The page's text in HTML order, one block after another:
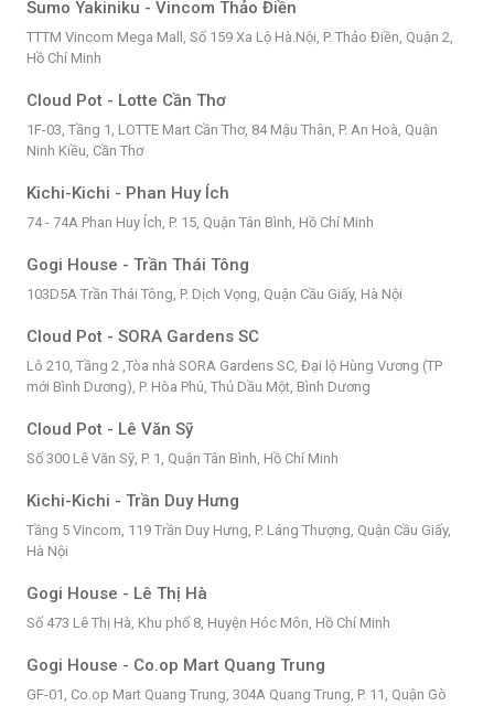
Sumo Yakiniku - Vincom Thảo Điền
TTTM Vincom Mega Mall, Số 159 Xa Lộ Hà.Nội, P. Thảo Điền, Quận 2,
Hồ Chí Minh
Cloud Pot - Lotte Cần Thơ
1F-03, Tầng 1, LOTTE Mart Cần Thơ, 84 Mậu Thân, P. An Hoà, Quận
Ninh Kiều, Cần Thơ
Kichi-Kichi - Phan Huy Ích
74 - 74A Phan Huy Ích, P. 15, Quận Tân Bình, Hồ Chí Minh
Gogi House - Trần Thái Tông
103D5A Trần Thái Tông, P. Dịch Vọng, Quận Cầu Giấy, Hà Nội
Cloud Pot - SORA Gardens SC
Lô 210, Tầng 2 ,Tòa nhà SORA Gardens SC, Đại lộ Hùng Vương (TP
mới Bình Dương), P. Hòa Phú, Thủ Dầu Một, Bình Dương
Cloud Pot - Lê Văn Sỹ
Số 300 Lê Văn Sỹ, P. 1, Quận Tân Bình, Hồ Chí Minh
Kichi-Kichi - Trần Duy Hưng
Tầng 5 Vincom, 119 Trần Duy Hưng, P. Láng Thượng, Quận Cầu Giấy,
Hà Nội
Gogi House - Lê Thị Hà
Số 473 Lê Thị Hà, Khu phố 8, Huyện Hóc Môn, Hồ Chí Minh
Gogi House - Co.op Mart Quang Trung
GF-01, Co.op Mart Quang Trung, 304A Quang Trung, P. 11, Quận Gò